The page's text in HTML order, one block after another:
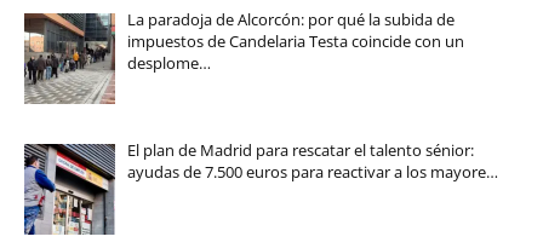
La paradoja de Alcorcón: por qué la subida de
impuestos de Candelaria Testa coincide con un
desplome…
El plan de Madrid para rescatar el talento sénior:
ayudas de 7.500 euros para reactivar a los mayore…